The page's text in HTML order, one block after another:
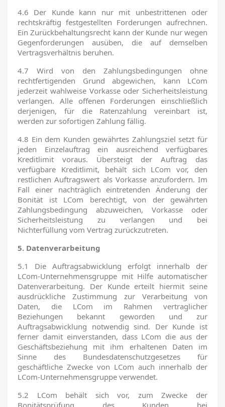
4.6 Der Kunde kann nur mit unbestrittenen oder
rechtskräftig festgestellten Forderungen aufrechnen.
Ein Zurückbehaltungsrecht kann der Kunde nur wegen
Gegenforderungen ausüben, die auf demselben
Vertragsverhältnis beruhen.
4.7 Wird von den Zahlungsbedingungen ohne
rechtfertigenden Grund abgewichen, kann LCom
jederzeit wahlweise Vorkasse oder Sicherheitsleistung
verlangen. Alle offenen Forderungen einschließlich
derjenigen, für die Ratenzahlung vereinbart ist,
werden zur sofortigen Zahlung fällig.
4.8 Ein dem Kunden gewährtes Zahlungsziel setzt für
jeden Einzelauftrag ein ausreichend verfügbares
Kreditlimit voraus. Übersteigt der Auftrag das
verfügbare Kreditlimit, behält sich LCom vor, den
restlichen Auftragswert als Vorkasse anzufordern. Im
Fall einer nachträglich eintretenden Änderung der
Bonität ist LCom berechtigt, von der gewährten
Zahlungsbedingung abzuweichen, Vorkasse oder
Sicherheitsleistung zu verlangen und bei
Nichterfüllung vom Vertrag zurückzutreten.
5. Datenverarbeitung
5.1 Die Auftragsabwicklung erfolgt innerhalb der
LCom-Unternehmensgruppe mit Hilfe automatischer
Datenverarbeitung. Der Kunde erteilt hiermit seine
ausdrückliche Zustimmung zur Verarbeitung von
Daten, die LCom im Rahmen vertraglicher
Beziehungen bekannt geworden und zur
Auftragsabwicklung notwendig sind. Der Kunde ist
ferner damit einverstanden, dass LCom die aus der
Geschäftsbeziehung mit ihm erhaltenen Daten im
Sinne des Bundesdatenschutzgesetzes für
geschäftliche Zwecke von LCom auch innerhalb der
LCom-Unternehmensgruppe verwendet.
5.2 LCom behält sich vor, zum Zwecke der
Bonitätsprüfung des Kunden bei